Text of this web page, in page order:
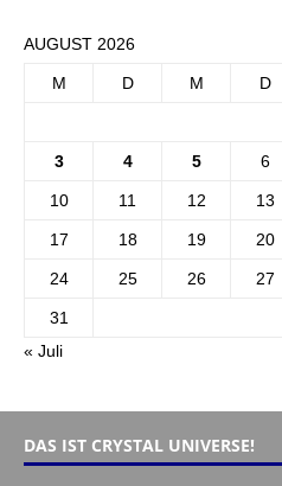
AUGUST 2026
M D M D
3 4 5 6
10 11 12 13
17 18 19 20
24 25 26 27
31
« Juli
DAS IST CRYSTAL UNIVERSE!